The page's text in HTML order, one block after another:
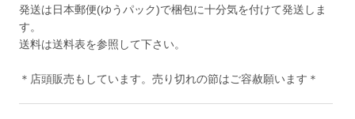
発送は日本郵便(ゆうパック)で梱包に十分気を付けて発送しま
す。
送料は送料表を参照して下さい。
＊店頭販売もしています。売り切れの節はご容赦願います＊